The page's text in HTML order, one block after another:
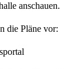
anschauen.
die Pläne vor: